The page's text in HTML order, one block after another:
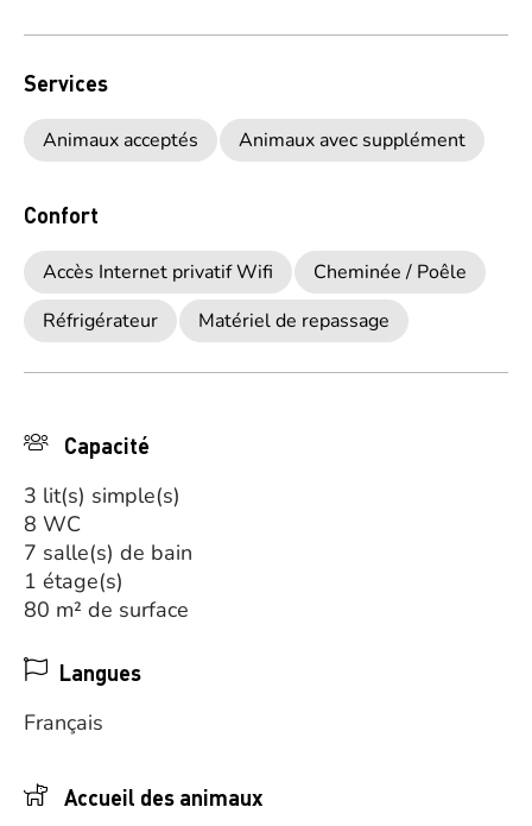
Services
Animaux acceptés Animaux avec supplément
Confort
Accès Internet privatif Wifi
Cheminée / Poêle
Réfrigérateur
Matériel de repassage
Capacité
3 lit(s) simple(s)
8 WC
7 salle(s) de bain
1 étage(s)
80 m² de surface
Langues
Français
Accueil des animaux